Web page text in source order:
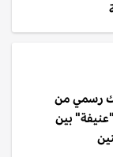
تحرك رسمي من
بين